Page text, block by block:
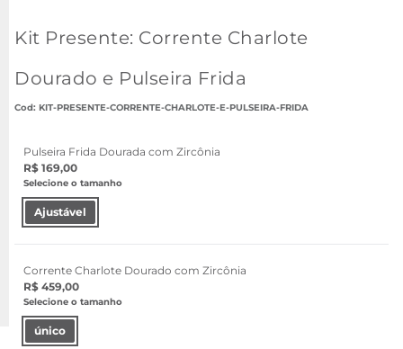
Kit Presente: Corrente Charlote
Dourado e Pulseira Frida
: KIT-PRESENTE-CORRENTE-CHARLOTE-E-PULSEIRA-FRIDA
Pulseira Frida Dourada com Zircônia
R$ 169,00
Selecione o tamanho
Ajustável
Corrente Charlote Dourado com Zircônia
R$ 459,00
Selecione o tamanho
único